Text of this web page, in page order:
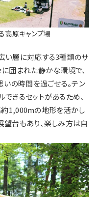
高原キャンプ場
い層に対応する3種類のサ
囲まれた静かな環境で、
いの時間を過ごせる。テン
きるセットがあるため、
約1,000mの地形を活かし
望台もあり、楽しみ方は自